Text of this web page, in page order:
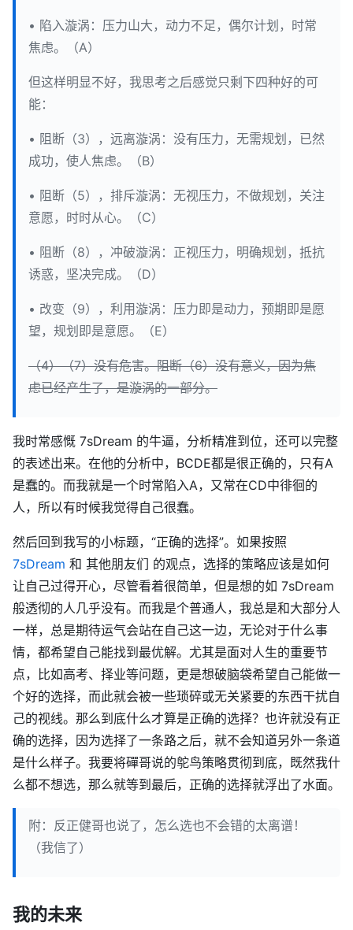
• 陷入漩涡：压力山大，动力不足，偶尔计划，时常
焦虑。（A）
但这样明显不好，我思考之后感觉只剩下四种好的可
能：
• 阻断（3），远离漩涡：没有压力，无需规划，已然
成功，使人焦虑。（B）
• 阻断（5），排斥漩涡：无视压力，不做规划，关注
意愿，时时从心。（C）
• 阻断（8），冲破漩涡：正视压力，明确规划，抵抗
诱惑，坚决完成。（D）
• 改变（9），利用漩涡：压力即是动力，预期即是愿
望，规划即是意愿。（E）
（4）（7）没有危害。阻断（6）没有意义，因为焦
虑已经产生了，是漩涡的一部分。
我时常感慨 7sDream 的牛逼，分析精准到位，还可以完整
的表述出来。在他的分析中，BCDE都是很正确的，只有A
是蠢的。而我就是一个时常陷入A，又常在CD中徘徊的
人，所以有时候我觉得自己很蠢。
然后回到我写的小标题，“正确的选择”。如果按照
7sDream 和 其他朋友们 的观点，选择的策略应该是如何
让自己过得开心，尽管看着很简单，但是想的如 7sDream
般透彻的人几乎没有。而我是个普通人，我总是和大部分人
一样，总是期待运气会站在自己这一边，无论对于什么事
情，都希望自己能找到最优解。尤其是面对人生的重要节
点，比如高考、择业等问题，更是想破脑袋希望自己能做一
个好的选择，而此就会被一些琐碎或无关紧要的东西干扰自
己的视线。那么到底什么才算是正确的选择？也许就没有正
确的选择，因为选择了一条路之后，就不会知道另外一条道
是什么样子。我要将磾哥说的鸵鸟策略贯彻到底，既然我什
么都不想选，那么就等到最后，正确的选择就浮出了水面。
附：反正健哥也说了，怎么选也不会错的太离谱！
（我信了）
我的未来